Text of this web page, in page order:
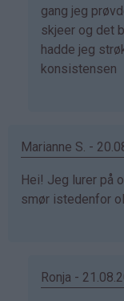
svar
på
av
Linn
gang jeg
skjeer og det
hadde jeg
konsistensen
Marianne S. -
Hei! Jeg lurer på
smør istedenfor
Ronja -